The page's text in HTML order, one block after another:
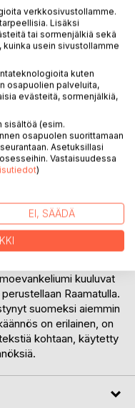
kilvoittelemaan
kilparadalla
paosta
takaa. On kiidettävä
saa tai
riisuttava yltään
ja kompastelee
kuuluvat
Raamatulla.
suomeksi aiemmin
on erilainen, on
kohtaan, käytetty
verkkosivustollamme.
Lisäksi
tai sormenjälkiä sekä
usein sivustollamme
kuten
osapuolien palveluita,
evästeitä, sormenjälkiä,
sisältöä (esim.
osapuolen suorittamaan
Asetuksillasi
Vastaisuudessa
)
EI, SÄÄDÄ